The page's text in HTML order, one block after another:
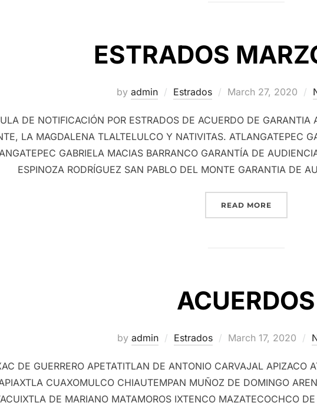
ESTRADOS
by admin Estrados
Posted
March 27, 2020
DE NOTIFICACIÓN POR ESTRADOS DE ACUERDO DE
LA MAGDALENA TLALTELULCO Y NATIVITAS. ATLANGATEPEC
GABRIELA MACIAS BARRANCO GARANTÍA DE
ESPINOZA RODRÍGUEZ SAN PABLO DEL MONTE GARANTIA DE
READ MORE
ACUERDOS
by admin Estrados
Posted
March 17, 2020
DE GUERRERO APETATITLAN DE ANTONIO CARVAJAL APIZACO
CUAXOMULCO CHIAUTEMPAN MUÑOZ DE DOMINGO
DE MARIANO MATAMOROS IXTENCO MAZATECOCHCO